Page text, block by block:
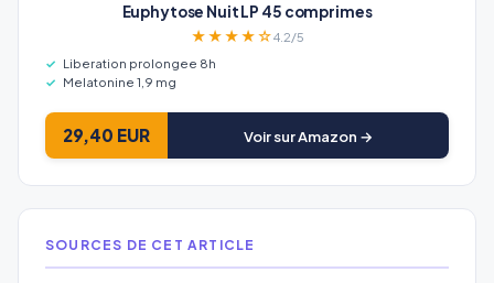
Euphytose Nuit LP 45 comprimes
★★★★☆4.2/5
Liberation prolongee 8h
Melatonine 1,9 mg
29,40 EUR Voir sur Amazon →
SOURCES DE CET ARTICLE